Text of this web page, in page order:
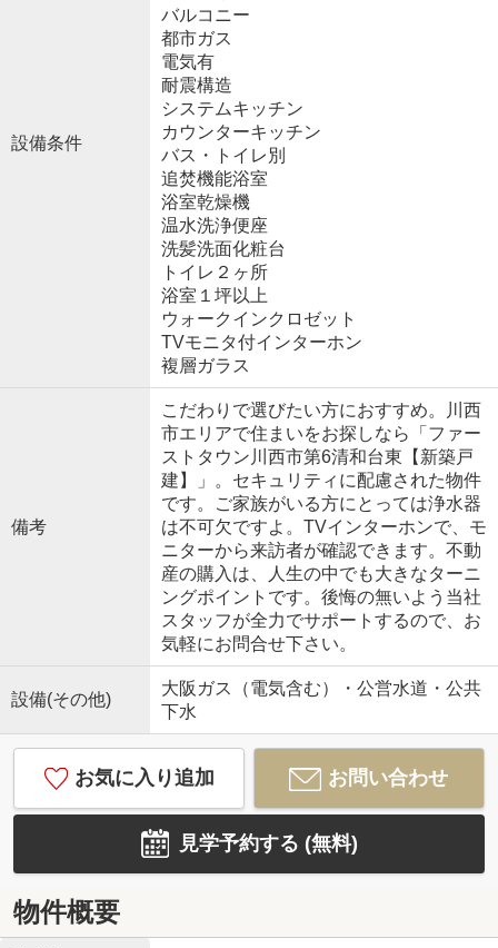
設備条件
バルコニー
都市ガス
電気有
耐震構造
システムキッチン
カウンターキッチン
バス・トイレ別
追焚機能浴室
浴室乾燥機
温水洗浄便座
洗髪洗面化粧台
トイレ２ヶ所
浴室１坪以上
ウォークインクロゼット
TVモニタ付インターホン
複層ガラス
備考
こだわりで選びたい方におすすめ。川西
市エリアで住まいをお探しなら「ファー
ストタウン川西市第6清和台東【新築戸
建】」。セキュリティに配慮された物件
です。ご家族がいる方にとっては浄水器
は不可欠ですよ。TVインターホンで、モ
ニターから来訪者が確認できます。不動
産の購入は、人生の中でも大きなターニ
ングポイントです。後悔の無いよう当社
スタッフが全力でサポートするので、お
気軽にお問合せ下さい。
設備(その他)
大阪ガス（電気含む）・公営水道・公共
下水
お気に入り追加 お問い合わせ
見学予約する (無料)
物件概要